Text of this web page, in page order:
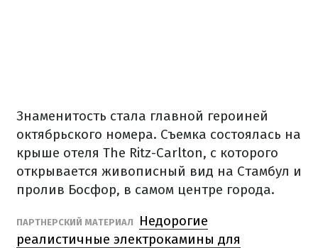
Знаменитость стала главной героиней
октябрьского номера. Съемка состоялась на
крыше отеля The Ritz-Carlton, с которого
открывается живописный вид на Стамбул и
пролив Босфор, в самом центре города.
ПАРТНЕРСКИЙ МАТЕРИАЛ
Недорогие
реалистичные электрокамины для